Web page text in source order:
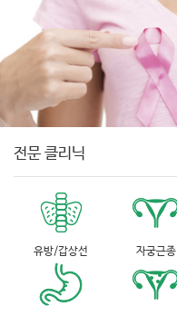
전문 클리닉
유방/갑상선 자궁근종